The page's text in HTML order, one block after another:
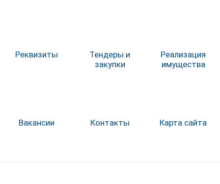
Реквизиты
Тендеры и
закупки
Реализация
имущества
Вакансии Контакты Карта сайта